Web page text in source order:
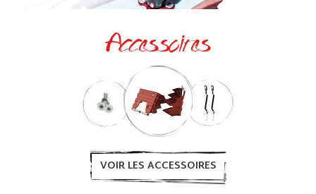
Accessoires
VOIR LES ACCESSOIRES